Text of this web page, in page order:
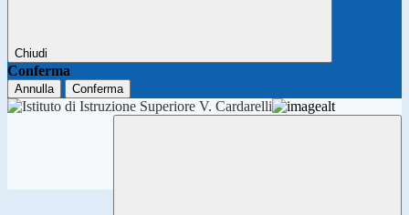
Chiudi
Conferma
Annulla Conferma